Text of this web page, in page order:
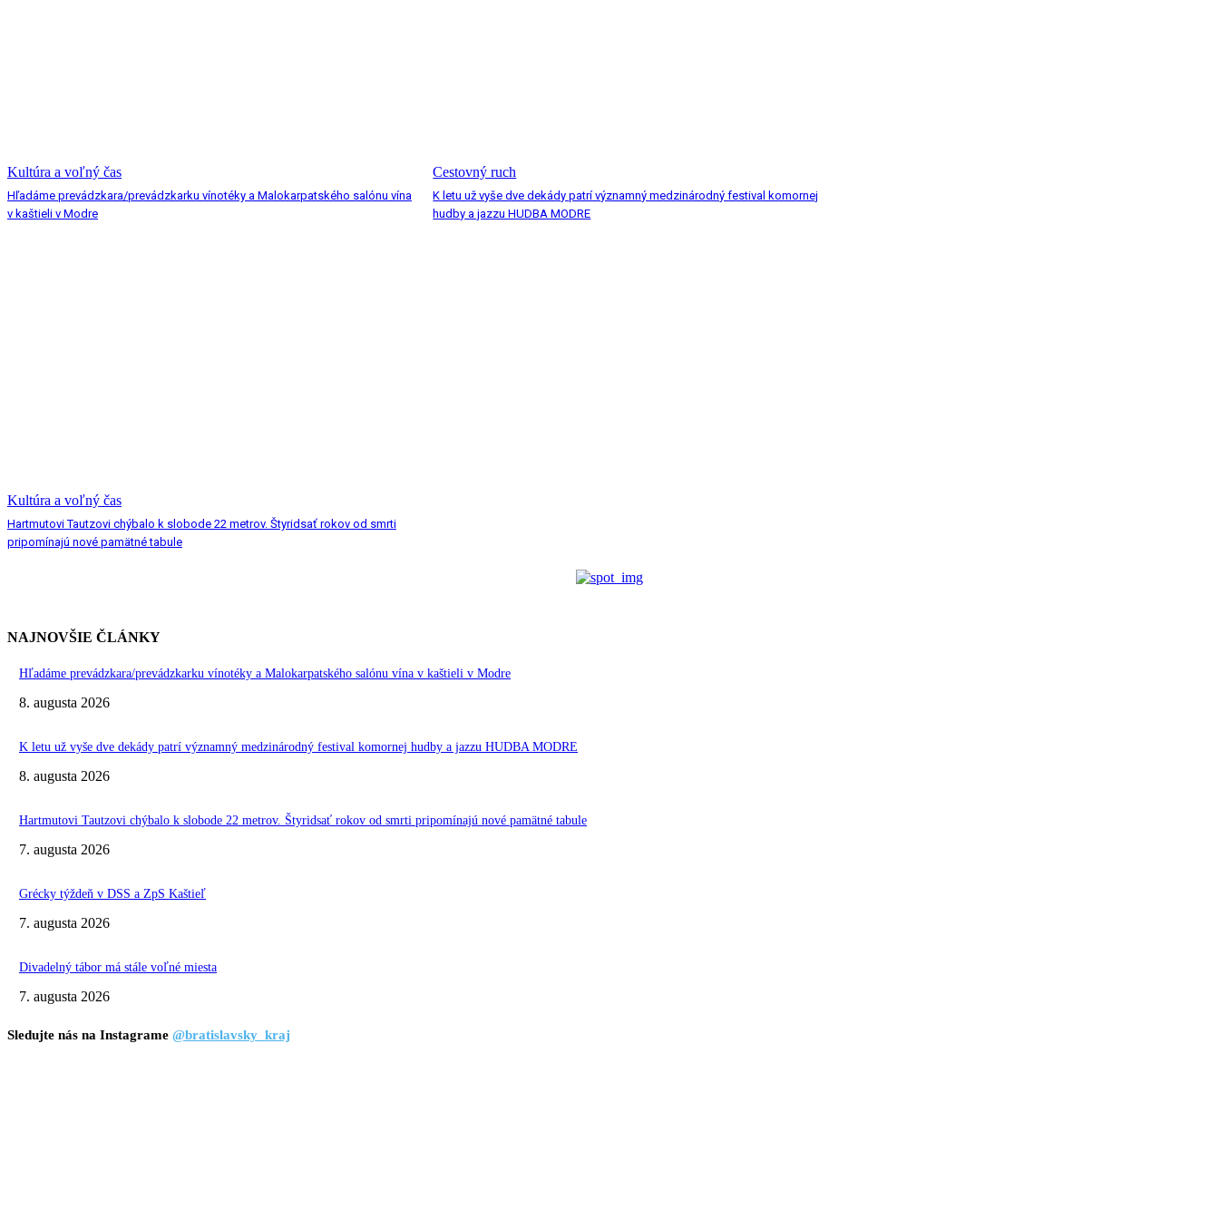
Kultúra a voľný čas
Hľadáme prevádzkara/prevádzkarku vínotéky a Malokarpatského salónu vína
v kaštieli v Modre
Cestovný ruch
K letu už vyše dve dekády patrí významný medzinárodný festival komornej
hudby a jazzu HUDBA MODRE
Kultúra a voľný čas
Hartmutovi Tautzovi chýbalo k slobode 22 metrov. Štyridsať rokov od smrti
pripomínajú nové pamätné tabule
NAJNOVŠIE ČLÁNKY
Hľadáme prevádzkara/prevádzkarku vínotéky a Malokarpatského salónu vína v kaštieli v Modre
8. augusta 2026
K letu už vyše dve dekády patrí významný medzinárodný festival komornej hudby a jazzu HUDBA MODRE
8. augusta 2026
Hartmutovi Tautzovi chýbalo k slobode 22 metrov. Štyridsať rokov od smrti pripomínajú nové pamätné tabule
7. augusta 2026
Grécky týždeň v DSS a ZpS Kaštieľ
7. augusta 2026
Divadelný tábor má stále voľné miesta
7. augusta 2026
Sledujte nás na Instagrame @bratislavsky_kraj